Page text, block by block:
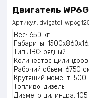
Двигатель
Артикул: dvigatel-
Вес: 650 кг
Габариты:
Тип ДВС: рядный
Количество
Рабочий объем: 6750
Крутящий момент: 500
Топливо: дизель
Диаметр цилиндра: